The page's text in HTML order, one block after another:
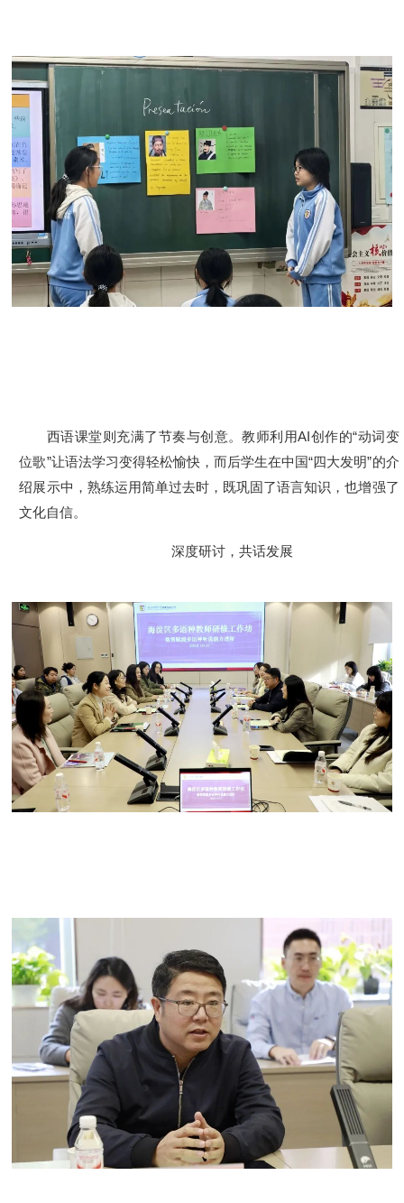
西语课堂则充满了节奏与创意。教师利用AI创作的“动词变
位歌”让语法学习变得轻松愉快，而后学生在中国“四大发明”的介
绍展示中，熟练运用简单过去时，既巩固了语言知识，也增强了
文化自信。
深度研讨，共话发展